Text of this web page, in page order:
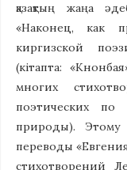
қазақтың жаңа
«Наконец, как
киргизской
(кітапта:
многих
поэтических по
природы). Этому
переводы
стихотворений